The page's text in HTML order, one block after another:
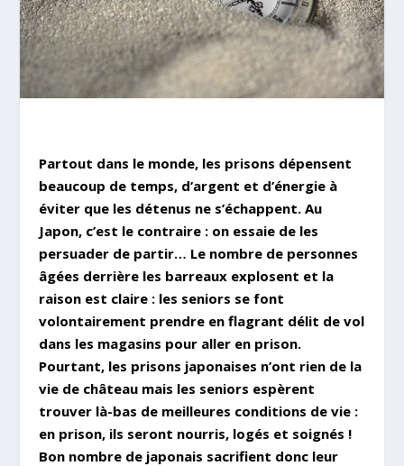
Partout dans le monde, les prisons dépensent
beaucoup de temps, d’argent et d’énergie à
éviter que les détenus ne s’échappent. Au
Japon, c’est le contraire : on essaie de les
persuader de partir… Le nombre de personnes
âgées derrière les barreaux explosent et la
raison est claire : les seniors se font
volontairement prendre en flagrant délit de vol
dans les magasins pour aller en prison.
Pourtant, les prisons japonaises n’ont rien de la
vie de château mais les seniors espèrent
trouver là-bas de meilleures conditions de vie :
en prison, ils seront nourris, logés et soignés !
Bon nombre de japonais sacrifient donc leur